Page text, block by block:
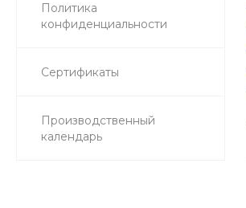
Политика
конфиденциальности
Сертификаты
Производственный
календарь